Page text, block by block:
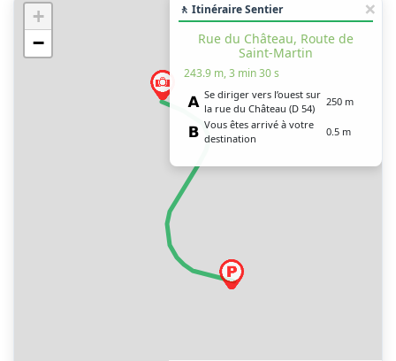
+
−
🚶 Itinéraire Sentier
Rue du Château, Route de
Saint-Martin
243.9 m, 3 min 30 s
Se diriger vers l’ouest sur
la rue du Château (D 54)
250 m
Vous êtes arrivé à votre
destination
0.5 m